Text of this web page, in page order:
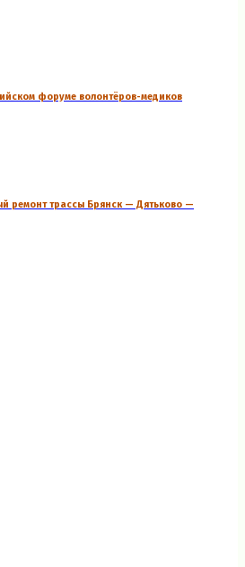
форуме волонтёров-медиков
ремонт трассы Брянск — Дятьково —